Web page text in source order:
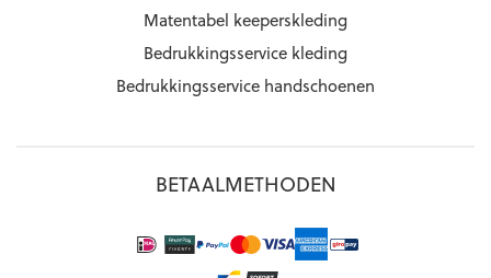
Matentabel keeperskleding
Bedrukkingsservice kleding
Bedrukkingsservice handschoenen
BETAALMETHODEN